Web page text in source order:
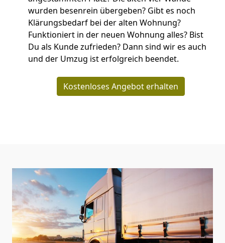
wurden besenrein übergeben? Gibt es noch
Klärungsbedarf bei der alten Wohnung?
Funktioniert in der neuen Wohnung alles? Bist
Du als Kunde zufrieden? Dann sind wir es auch
und der Umzug ist erfolgreich beendet.
Kostenloses Angebot erhalten